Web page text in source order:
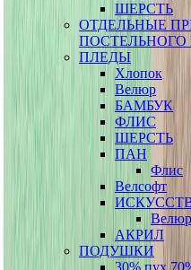
ШЕРСТЬ
ОТДЕЛЬНЫЕ
ПОСТЕЛЬНОГО
ПЛЕДЫ
Хлопок
Велюр
БАМБУК
ФЛИС
ШЕРСТЬ
ПАН
Флис
Велсофт
Велюр
АКРИЛ
ПОДУШКИ